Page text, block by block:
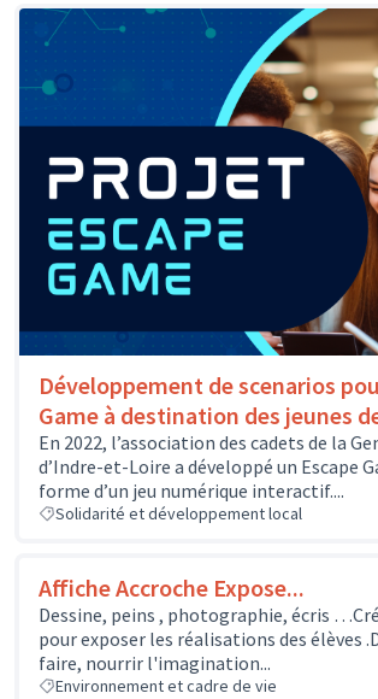
Développement de scenarios
Game à destination des jeunes
En 2022, l’association des cadets de la
d’Indre-et-Loire a développé un Escape
forme d’un jeu numérique interactif....
Solidarité et développement local
Affiche Accroche Expose...
Dessine, peins , photographie, écris
pour exposer les réalisations des élèves
faire, nourrir l'imagination...
Environnement et cadre de vie